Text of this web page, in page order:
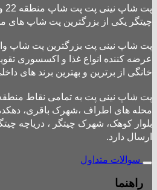
چیتگر یکی از بزرگترین پت شاپ های منطقه
پت شاپ نینی پت بزرگترین پت شاپ
عرضه کننده انواع غذا و اکسسوری
خانگی از برترین و بهترین برند های
محله های اطراف ،شهرک باقری،
بلوار کوهک، شهرک چیتگر ، دریاچه
ارسال دارد.
سوالات متداول
راهنما